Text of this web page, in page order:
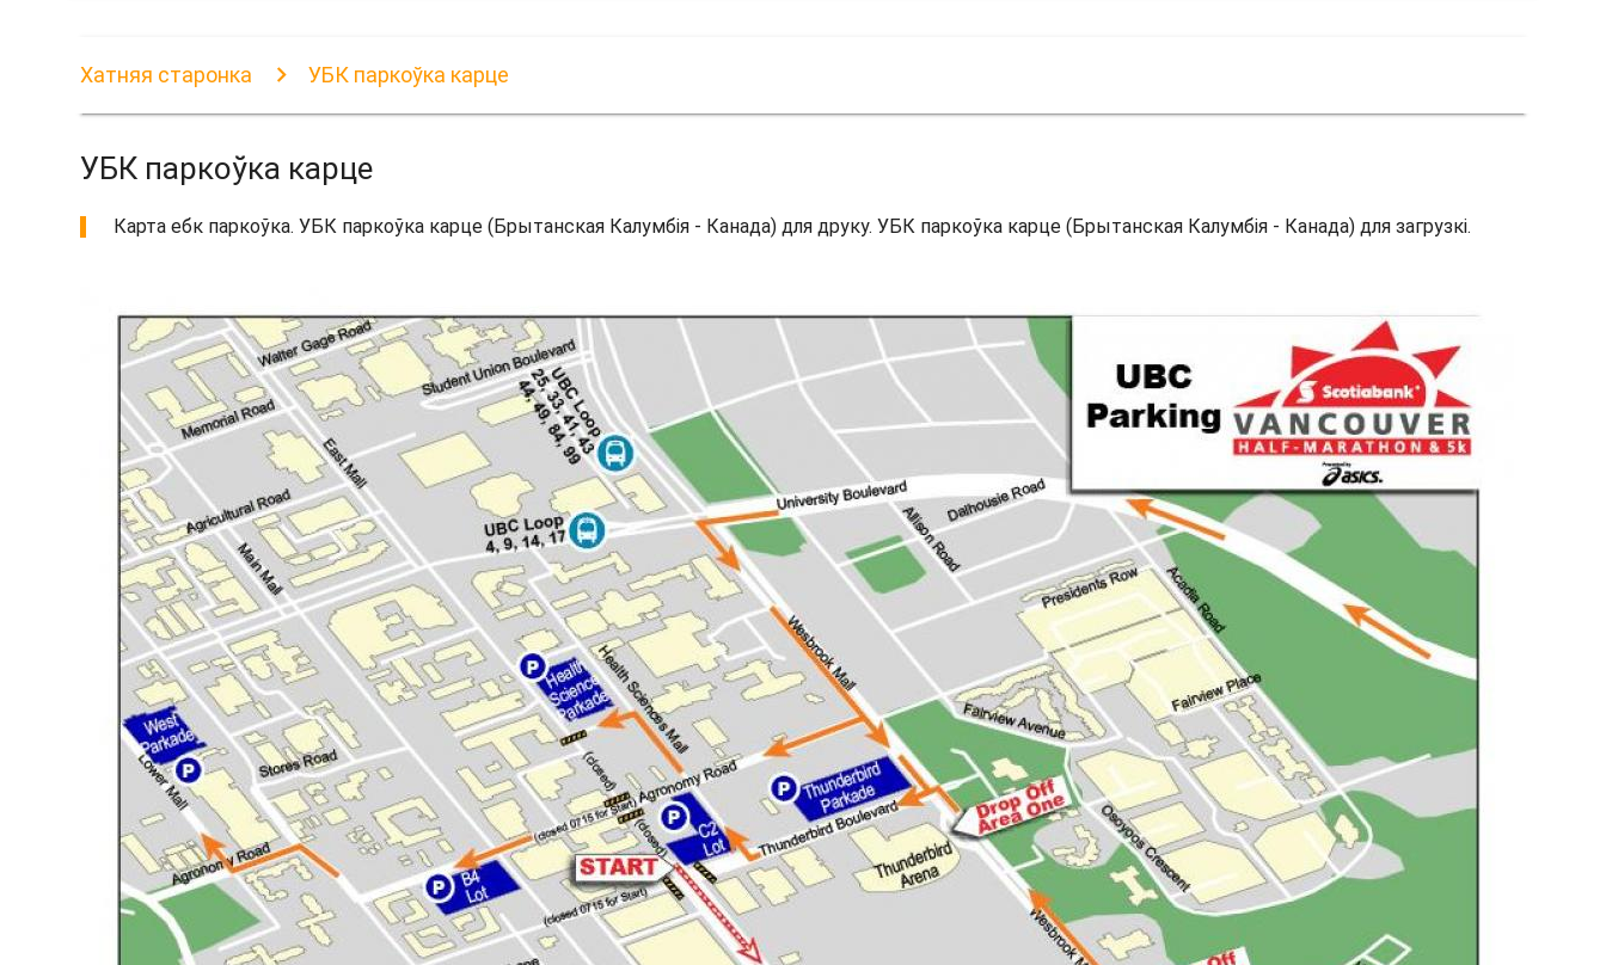
Хатняя старонка УБК паркоўка карце
УБК паркоўка карце
Карта ебк паркоўка. УБК паркоўка карце (Брытанская Калумбія - Канада) для друку. УБК паркоўка карце (Брытанская Калумбія - Канада) для загрузкі.